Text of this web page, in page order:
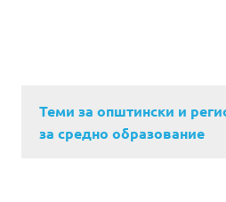
Теми за општински и
за средно образование